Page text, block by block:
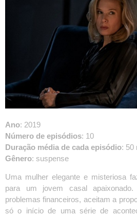
Ano: 2019
Número de episódios: 10
Duração média de cada episódio: 50
Gênero: suspense
Uma mulher elegante e misteriosa
para um jovem casal
problemas financeiros, aceitam a
só o início de uma série de